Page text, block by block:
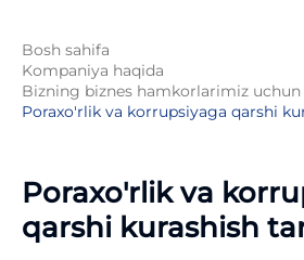
Bosh sahifa
Kompaniya haqida
Bizning biznes hamkorlarimiz uchun
Poraxo'rlik va korrupsiyaga qarshi
Poraxo'rlik va
qarshi kurashish